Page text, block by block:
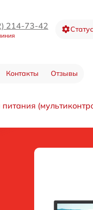
214-73-42
Контакты Отзывы